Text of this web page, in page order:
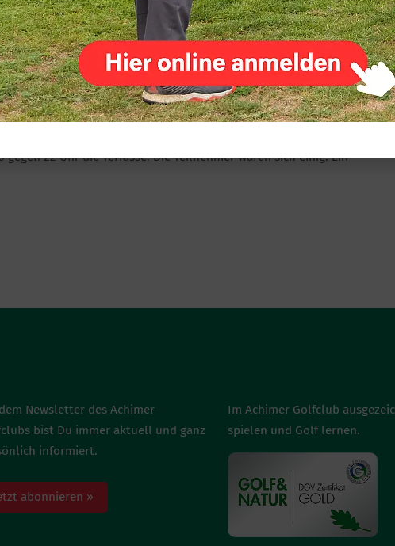
vorbei. Ralph kann sowohl in der Brutto- als auch in der
Ergebnis seinem Punktekonto gutschreiben lassen. Durch die
Hielscher und Gerhard Willers rückt die Spitze in der Brutto- und
Kulinarische und die Geselligkeit nicht zu kurz. Nach dem
Gesprächen und der sich daran anschließenden
22 Uhr die Terrasse. Die Teilnehmer waren sich einig. Ein
Newsletter des Achimer
bist Du immer aktuell und ganz
informiert.
abonnieren »
Im Achimer Golfclub
spielen und Golf lernen.